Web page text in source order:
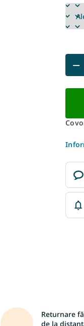
Returnare
de la